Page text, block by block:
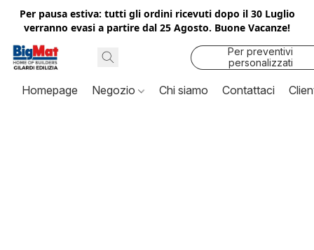
Per pausa estiva: tutti gli ordini ricevuti dopo il 30 Luglio
verranno evasi a partire dal 25 Agosto. Buone Vacanze!
Per preventivi
personalizzati
contattaci
Homepage Negozio Chi siamo Contattaci